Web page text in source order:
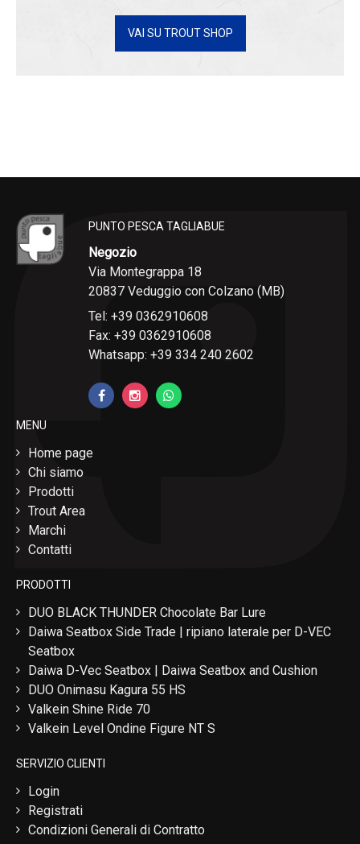
VAI SU TROUT SHOP
PUNTO PESCA TAGLIABUE
Negozio
Via Montegrappa 18
20837 Veduggio con Colzano (MB)
Tel: +39 0362910608
Fax: +39 0362910608
Whatsapp: +39 334 240 2602
MENU
Home page
Chi siamo
Prodotti
Trout Area
Marchi
Contatti
PRODOTTI
DUO BLACK THUNDER Chocolate Bar Lure
Daiwa Seatbox Side Trade | ripiano laterale per D-VEC
Seatbox
Daiwa D-Vec Seatbox | Daiwa Seatbox and Cushion
DUO Onimasu Kagura 55 HS
Valkein Shine Ride 70
Valkein Level Ondine Figure NT S
SERVIZIO CLIENTI
Login
Registrati
Condizioni Generali di Contratto